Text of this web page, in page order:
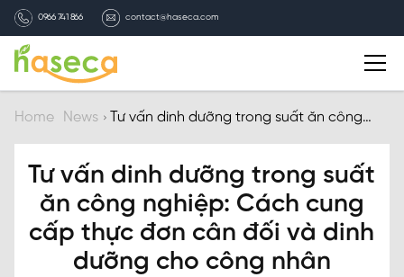
0966 741 866 contact@haseca.com
Introduction
Why Haseca
Services
HASECA news
Home News
Tư vấn dinh dưỡng trong suất ăn công
Tư vấn dinh dưỡng trong suất
ăn công nghiệp: Cách cung
cấp thực đơn cân đối và dinh
dưỡng cho công nhân